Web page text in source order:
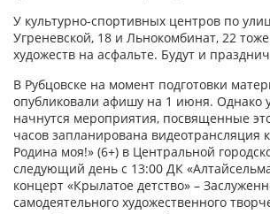
У культурно-спортивных центров по
Угреневской, 18 и Льнокомбинат, 22
художеств на асфальте. Будут и
В Рубцовске на момент подготовки
опубликовали афишу на 1 июня. Однако
начнутся мероприятия, посвященные
часов запланирована видеотрансляция
Родина моя!» (6+) в Центральной
следующий день с 13:00 ДК
концерт «Крылатое детство» –
самодеятельного художественного